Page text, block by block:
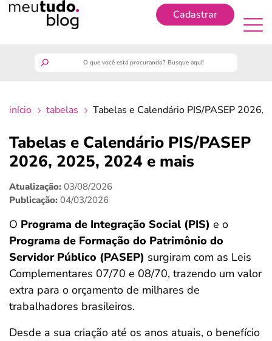
Cadastrar
finanças
benefícios
crédito fácil
últimas notícias
ferramentas
início tabelas Tabelas e Calendário PIS/PASEP
Tabelas e Calendário PIS/PASEP
2026, 2025, 2024 e mais
Atualização: 03/08/2026
Publicação: 04/03/2026
O Programa de Integração Social (PIS) e o
Programa de Formação do Patrimônio do
Servidor Público (PASEP) surgiram com as Leis
Complementares 07/70 e 08/70, trazendo um valor
extra para o orçamento de milhares de
trabalhadores brasileiros.
Desde a sua criação até os anos atuais, o benefício